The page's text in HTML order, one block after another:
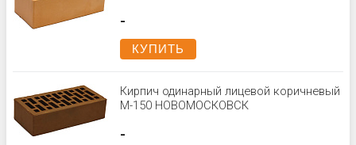
-
КУПИТЬ
Кирпич одинарный лицевой коричневый
М-150 НОВОМОСКОВСК
-